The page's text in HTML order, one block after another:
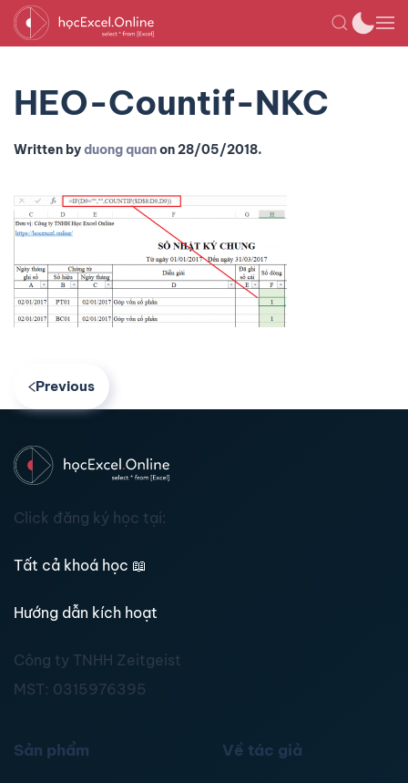
HEO-Countif-NKC
Written byduong quanon28/05/2018.
Previous
Click đăng ký học tại:
Tất cả khoá học 📖
Hướng dẫn kích hoạt
Công ty TNHH Zeitgeist
MST: 0315976395
Sản phẩm Về tác giả